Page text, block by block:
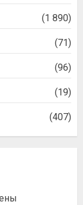
(1 890)
(71)
(96)
(19)
(407)